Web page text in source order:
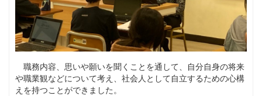
職務内容、思いや願いを聞くことを通して、自分自身の将来
や職業観などについて考え、社会人として自立するための心構
えを持つことができました。